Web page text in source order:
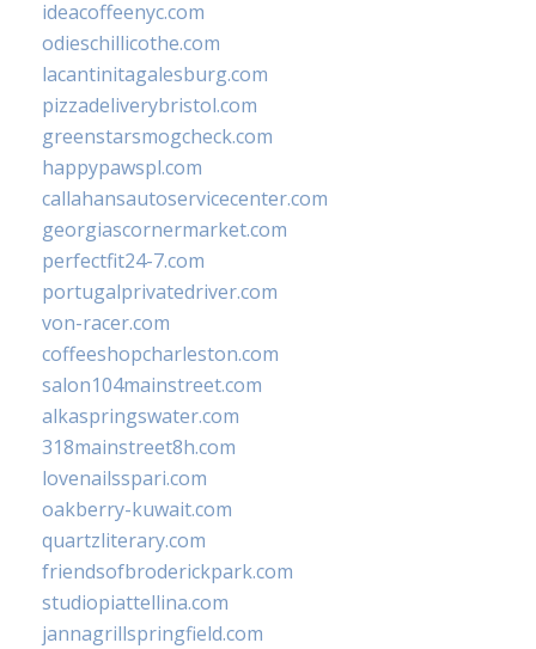
ideacoffeenyc.com
odieschillicothe.com
lacantinitagalesburg.com
pizzadeliverybristol.com
greenstarsmogcheck.com
happypawspl.com
callahansautoservicecenter.com
georgiascornermarket.com
perfectfit24-7.com
portugalprivatedriver.com
von-racer.com
coffeeshopcharleston.com
salon104mainstreet.com
alkaspringswater.com
318mainstreet8h.com
lovenailsspari.com
oakberry-kuwait.com
quartzliterary.com
friendsofbroderickpark.com
studiopiattellina.com
jannagrillspringfield.com